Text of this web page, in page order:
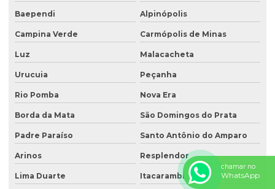
Recuperação de área degradada pela agricultura
Recuperação de área degradada pela mineração
Recuperação de áreas ambientais degradadas
Recuperação de áreas ambientalmente degradadas
Recuperação de áreas degradadas e conservação do solo
Recuperação de áreas degradadas e passivos ambientais
Recuperação de áreas degradadas por regeneração natural
Recuperação de áreas degradadas com sistemas agroflorestais
Recuperação de áreas desmatadas
Baependi Alpinópolis
Campina Verde Carmópolis de Minas
Luz Malacacheta
Urucuia Peçanha
Rio Pomba Nova Era
Borda da Mata São Domingos do Prata
Padre Paraíso Santo Antônio do Amparo
Arinos Resplendor
Lima Duarte Itacarambi
chamar no
WhatsApp